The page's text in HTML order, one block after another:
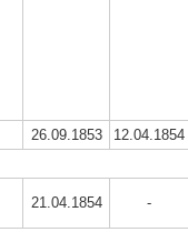
26.09.1853
12.04.1854
21.04.1854 -